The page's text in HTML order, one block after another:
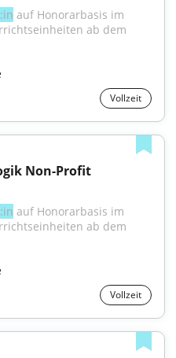
auf Honorarbasis im
ab dem
Vollzeit
Non-Profit
auf Honorarbasis im
ab dem
Vollzeit